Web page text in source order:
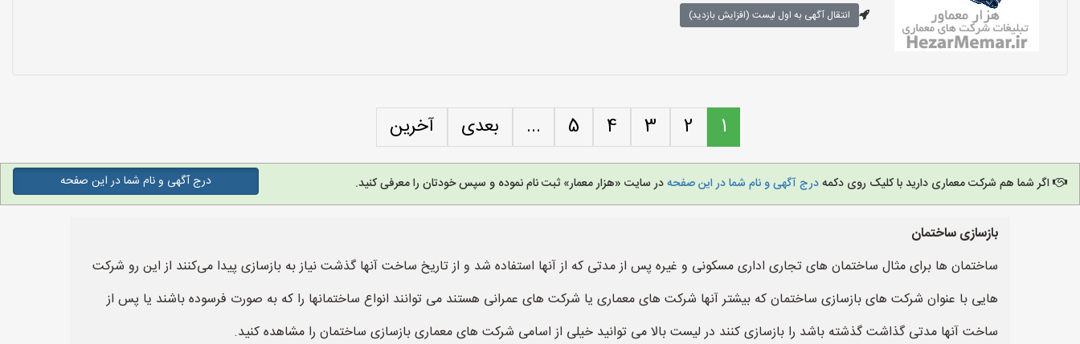
انتقال آگهی به اول لیست (افزایش بازدید)
1
2
3
4
5
... بعدی آخرین
اگر شما هم شرکت معماری دارید با کلیک روی دکمهدرج آگهی و نام شما در این صفحهدر سایت «هزار معمار» ثبت نام نموده و سپس خودتان را معرفی کنید. درج آگهی و نام شما در این صفحه
بازسازی ساختمان
ساختمان ها برای مثال ساختمان های تجاری اداری مسکونی و غیره پس از مدتی که از آنها استفاده شد و از تاریخ ساخت آنها گذشت نیاز به بازسازی پیدا می‌کنند از این رو شرکت
هایی با عنوان شرکت های بازسازی ساختمان که بیشتر آنها شرکت های معماری یا شرکت های عمرانی هستند می توانند انواع ساختمانها را که به صورت فرسوده باشند یا پس از
ساخت آنها مدتی گذاشت گذشته باشد را بازسازی کنند در لیست بالا می توانید خیلی از اسامی شرکت های معماری بازسازی ساختمان را مشاهده کنید.